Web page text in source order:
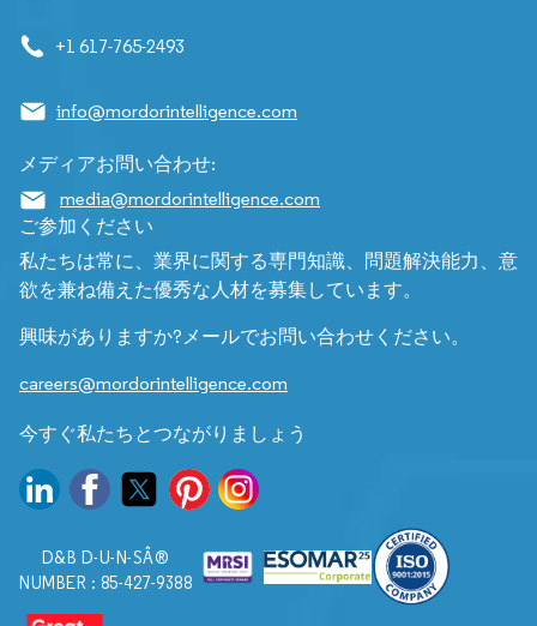
+1 617-765-2493
info@mordorintelligence.com
メディアお問い合わせ:
media@mordorintelligence.com
ご参加ください
私たちは常に、業界に関する専門知識、問題解決能力、意
欲を兼ね備えた優秀な人材を募集しています。
興味がありますか?メールでお問い合わせください。
careers@mordorintelligence.com
今すぐ私たちとつながりましょう
D&B D-U-N-SÂ®
NUMBER : 85-427-9388